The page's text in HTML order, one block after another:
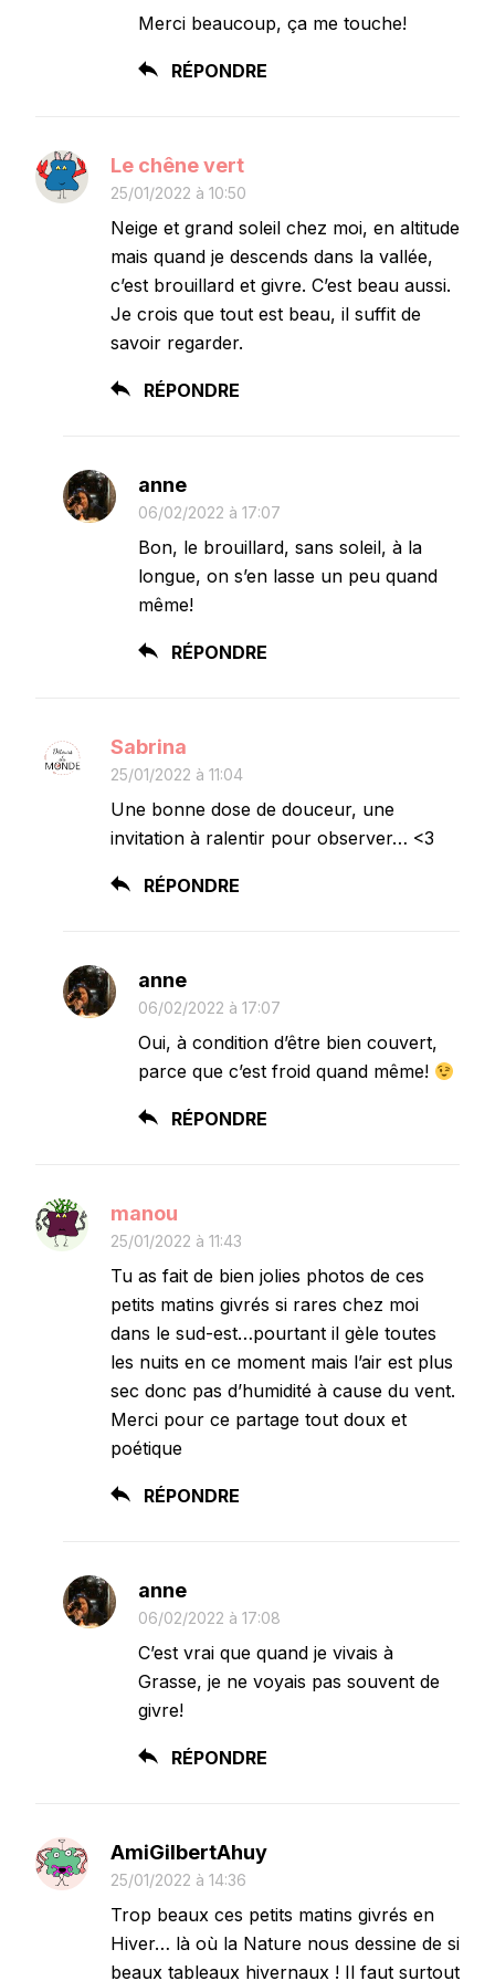
Merci beaucoup, ça me touche!
RÉPONDRE
Le chêne vert
25/01/2022 à 10:50
Neige et grand soleil chez moi, en altitude
mais quand je descends dans la vallée,
c’est brouillard et givre. C’est beau aussi.
Je crois que tout est beau, il suffit de
savoir regarder.
RÉPONDRE
anne
06/02/2022 à 17:07
Bon, le brouillard, sans soleil, à la
longue, on s’en lasse un peu quand
même!
RÉPONDRE
Sabrina
25/01/2022 à 11:04
Une bonne dose de douceur, une
invitation à ralentir pour observer… <3
RÉPONDRE
anne
06/02/2022 à 17:07
Oui, à condition d’être bien couvert,
parce que c’est froid quand même!
RÉPONDRE
manou
25/01/2022 à 11:43
Tu as fait de bien jolies photos de ces
petits matins givrés si rares chez moi
dans le sud-est…pourtant il gèle toutes
les nuits en ce moment mais l’air est plus
sec donc pas d’humidité à cause du vent.
Merci pour ce partage tout doux et
poétique
RÉPONDRE
anne
06/02/2022 à 17:08
C’est vrai que quand je vivais à
Grasse, je ne voyais pas souvent de
givre!
RÉPONDRE
AmiGilbertAhuy
25/01/2022 à 14:36
Trop beaux ces petits matins givrés en
Hiver… là où la Nature nous dessine de si
beaux tableaux hivernaux ! Il faut surtout